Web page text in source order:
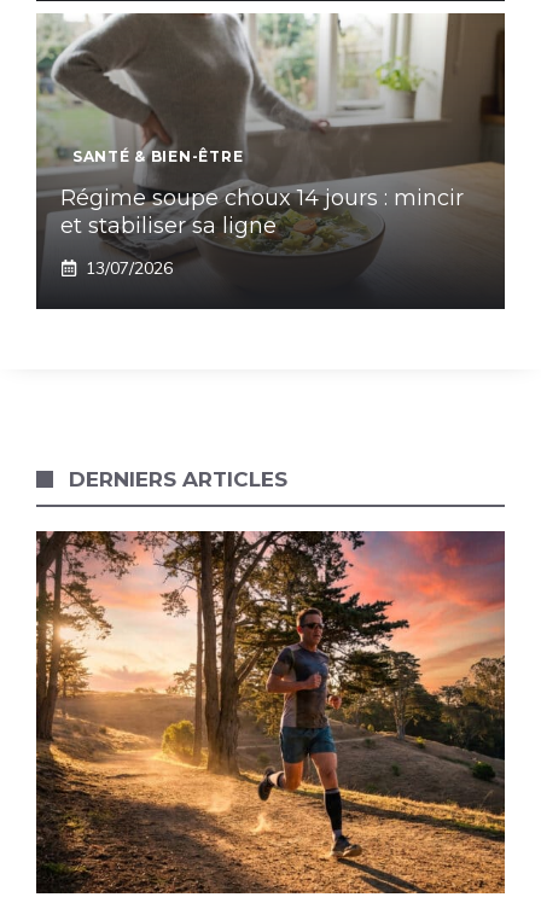
SANTÉ & BIEN-ÊTRE
Régime soupe choux 14 jours : mincir
et stabiliser sa ligne
13/07/2026
DERNIERS ARTICLES